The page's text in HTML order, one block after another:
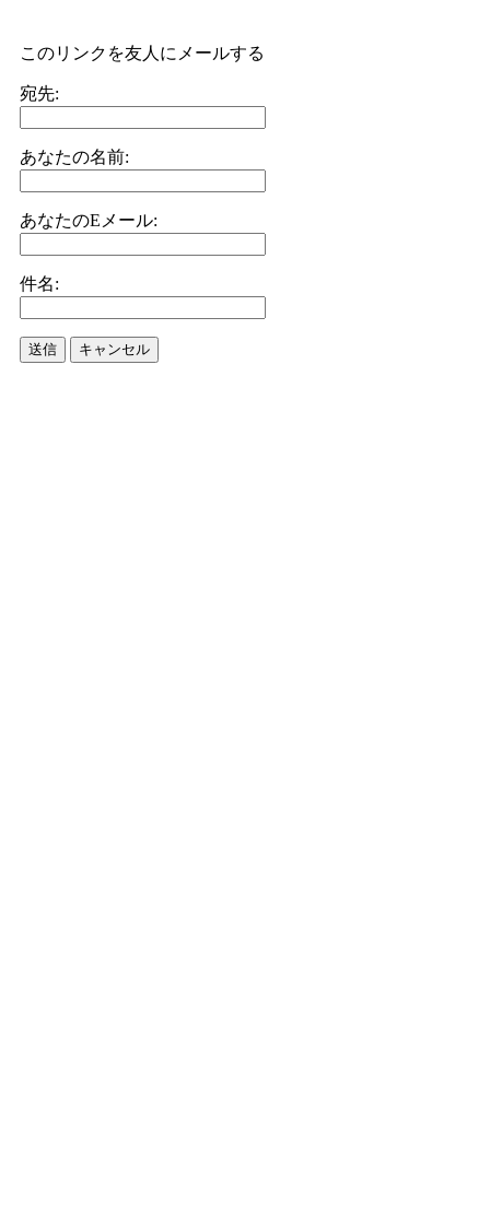
このリンクを友人にメールする
宛先:
あなたの名前:
あなたのEメール:
件名:
送信 キャンセル